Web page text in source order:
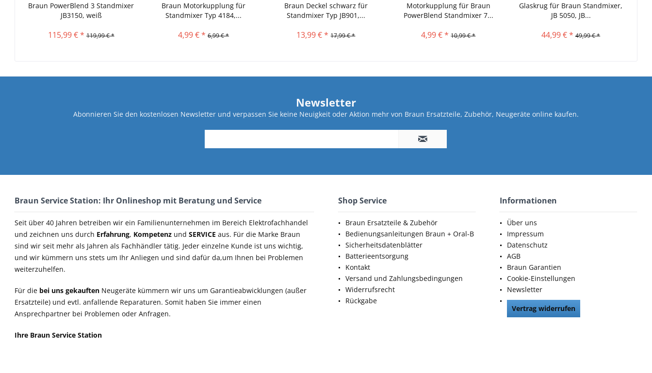
Braun PowerBlend 3 Standmixer
JB3150, weiß
115,99 € * 119,99 € *
Braun Motorkupplung für
Standmixer Typ 4184,...
4,99 € * 6,99 € *
Braun Deckel schwarz für
Standmixer Typ JB901,...
13,99 € * 17,99 € *
Motorkupplung für Braun
PowerBlend Standmixer 7...
4,99 € * 10,99 € *
Glaskrug für Braun Standmixer,
JB 5050, JB...
44,99 € * 49,99 € *
Newsletter
Abonnieren Sie den kostenlosen Newsletter und verpassen Sie keine Neuigkeit oder Aktion mehr von Braun Ersatzteile, Zubehör, Neugeräte online kaufen.
Braun Service Station: Ihr Onlineshop mit Beratung und Service
Seit über 40 Jahren betreiben wir ein Familienunternehmen im Bereich Elektrofachhandel
und zeichnen uns durch Erfahrung, Kompetenz und SERVICE aus. Für die Marke Braun
sind wir seit mehr als Jahren als Fachhändler tätig. Jeder einzelne Kunde ist uns wichtig,
und wir kümmern uns stets um Ihr Anliegen und sind dafür da,um Ihnen bei Problemen
weiterzuhelfen.
Für die bei uns gekauften Neugeräte kümmern wir uns um Garantieabwicklungen (außer
Ersatzteile) und evtl. anfallende Reparaturen. Somit haben Sie immer einen
Ansprechpartner bei Problemen oder Anfragen.
Ihre Braun Service Station
Shop Service
Braun Ersatzteile & Zubehör
Bedienungsanleitungen Braun + Oral-B
Sicherheitsdatenblätter
Batterieentsorgung
Kontakt
Versand und Zahlungsbedingungen
Widerrufsrecht
Rückgabe
Informationen
Über uns
Impressum
Datenschutz
AGB
Braun Garantien
Cookie-Einstellungen
Newsletter
Vertrag widerrufen